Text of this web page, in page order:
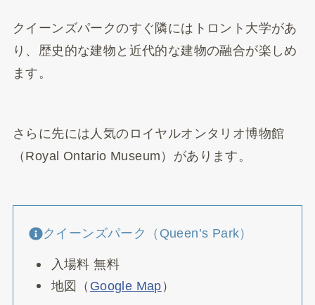
クイーンズパークのすぐ隣にはトロント大学があ
り、歴史的な建物と近代的な建物の融合が楽しめ
ます。
さらに先には人気のロイヤルオンタリオ博物館
（Royal Ontario Museum）があります。
クイーンズパーク（Queen’s Park）
入場料 無料
地図（ Google Map ）